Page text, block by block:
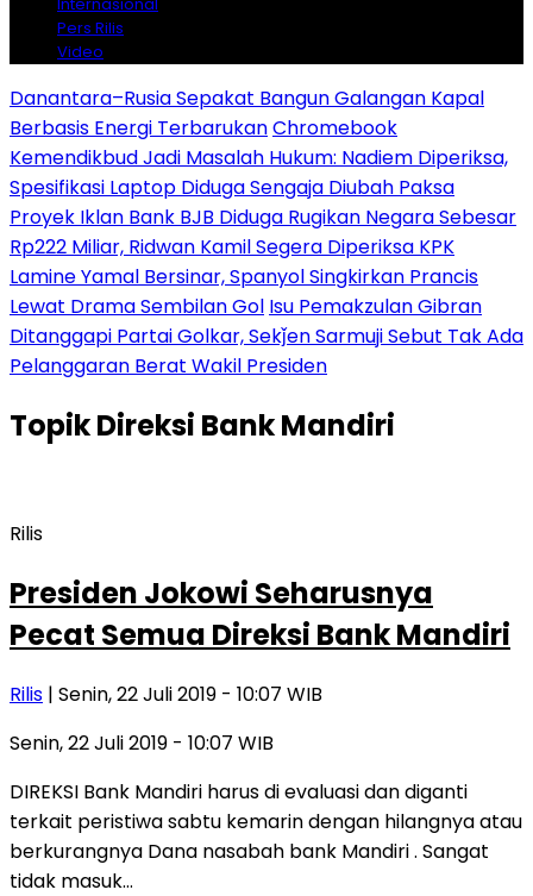
Pers Rilis
Video
Danantara–Rusia Sepakat Bangun Galangan Kapal
Berbasis Energi TerbarukanChromebook
Kemendikbud Jadi Masalah Hukum: Nadiem Diperiksa,
Spesifikasi Laptop Diduga Sengaja Diubah Paksa
Proyek Iklan Bank BJB Diduga Rugikan Negara Sebesar
Rp222 Miliar, Ridwan Kamil Segera Diperiksa KPK
Lamine Yamal Bersinar, Spanyol Singkirkan Prancis
Lewat Drama Sembilan Gol Isu Pemakzulan Gibran
Ditanggapi Partai Golkar, Sekǰen Sarmuji Sebut Tak Ada
Pelanggaran Berat Wakil Presiden
TopikDireksi Bank Mandiri
Rilis
Presiden Jokowi Seharusnya
Pecat Semua Direksi Bank Mandiri
Rilis | Senin, 22 Juli 2019 - 10:07 WIB
Senin, 22 Juli 2019 - 10:07 WIB
DIREKSI Bank Mandiri harus di evaluasi dan diganti
terkait peristiwa sabtu kemarin dengan hilangnya atau
berkurangnya Dana nasabah bank Mandiri . Sangat
tidak masuk…